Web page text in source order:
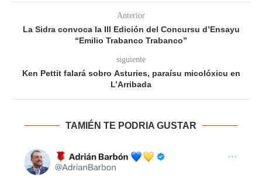
Anterior
La Sidra convoca la III Edición del Concursu d’Ensayu
“Emilio Trabanco Trabanco”
siguiente
Ken Pettit falará sobro Asturies, paraísu micolóxicu en
L’Arribada
TAMIÉN TE PODRIA GUSTAR